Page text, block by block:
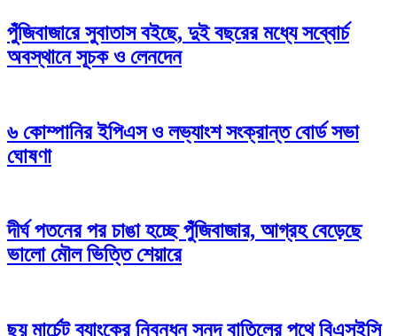
পুঁজিবাজারে সুবাতাস বইছে, দুই বছরের মধ্যে সব্বোর্চ
অবস্থানে সূচক ও লেনদেন
৬ কোম্পানির ইপিএস ও লভ্যাংশ সংক্রান্ত বোর্ড সভা
ঘোষণা
দীর্ঘ পতনের পর চাঙা হচ্ছে পুঁজিবাজার, আগ্রহ বেড়েছে
ভালো মৌল ভিত্তি শেয়ারে
ছয় মার্চেন্ট ব্যাংকের নিবন্ধন সনদ বাতিলের পথে বিএসইসি